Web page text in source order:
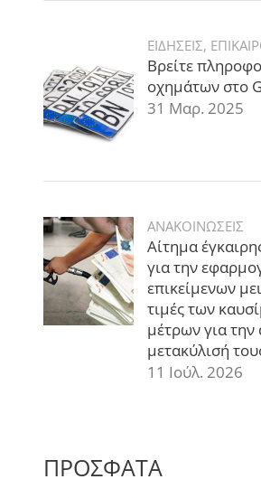
ΕΙΔΗΣΕΙΣ,
Βρείτε
οχημάτων στο
31 Μαρ. 2025
ΑΝΑΚΟΙΝΩΣΕΙΣ
Αίτημα
για την
επικείμενων
τιμές των
μέτρων για την
μετακύλισή
11 Ιούλ. 2026
ΠΡΟΣΦΑΤΑ